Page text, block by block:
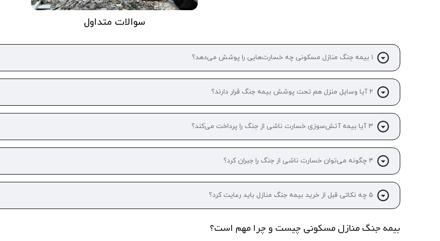
سوالات متداول
۱️ بیمه جنگ منازل مسکونی چه خسارت‌هایی را پوشش می‌دهد؟
۲️ آیا وسایل منزل هم تحت پوشش بیمه جنگ قرار دارند؟
۳️ آیا بیمه آتش‌سوزی خسارت ناشی از جنگ را پرداخت می‌کند؟
۴️ چگونه می‌توان خسارت ناشی از جنگ را جبران کرد؟
۵️ چه نکاتی قبل از خرید بیمه جنگ منازل باید رعایت کرد؟
بیمه جنگ منازل مسکونی چیست و چرا مهم است؟